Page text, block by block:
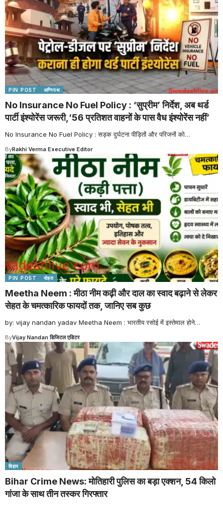
PIN POST अग्निपथ
No Insurance No Fuel Policy : ‘सुप्रीम’ निर्देश, अब थर्ड
पार्टी इंश्योरेंस जरूरी,‘56 प्रतिशत वाहनों के पास वैध इंश्योरेंस नहीं’
No Insurance No Fuel Policy : सड़क दुर्घटना पीड़ितों और परिजनों को…
ByRakhi Verma Executive Editor
PIN POST सेहत
Meetha Neem : मीठा नीम कढ़ी और दाल का स्वाद बढ़ाने से लेकर
सेहत के चमत्कारिक फायदों तक, जानिए सब कुछ
by: vijay nandan yadav Meetha Neem : भारतीय रसोई में इस्तेमाल होने…
ByVijay Nandan डिजिटल एडिटर
बिहार
Bihar Crime News: मोतिहारी पुलिस का बड़ा एक्शन, 54 किलो
गांजा के साथ तीन तस्कर गिरफ्तार